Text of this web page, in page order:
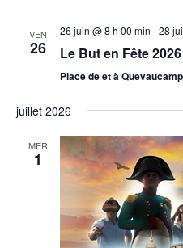
VEN
26
26 juin @ 8 h 00 min -28
Le But en Fête 2026
Place de et à
juillet 2026
MER
1